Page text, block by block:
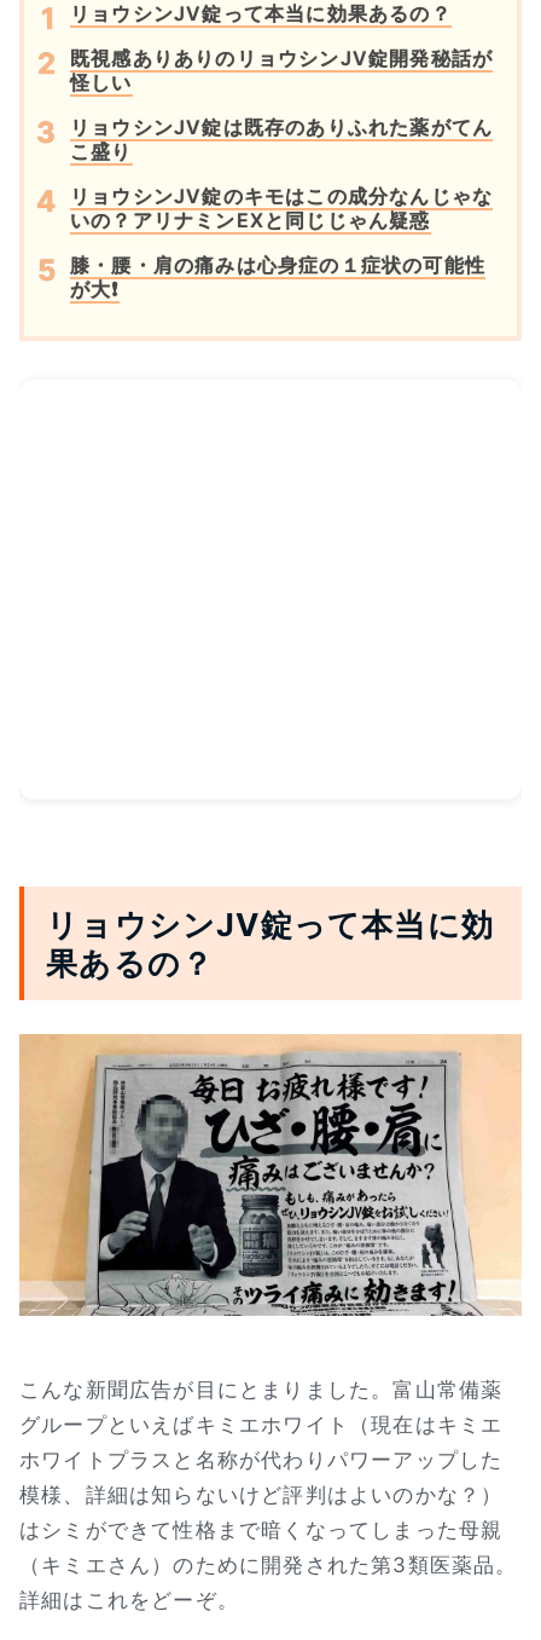
リョウシンJV錠って本当に効果あるの？
既視感ありありのリョウシンJV錠開発秘話が
怪しい
リョウシンJV錠は既存のありふれた薬がてん
こ盛り
リョウシンJV錠のキモはこの成分なんじゃな
いの？アリナミンEXと同じじゃん疑惑
膝・腰・肩の痛みは心身症の１症状の可能性
が大❗
リョウシンJV錠って本当に効
果あるの？
こんな新聞広告が目にとまりました。富山常備薬
グループといえばキミエホワイト（現在はキミエ
ホワイトプラスと名称が代わりパワーアップした
模様、詳細は知らないけど評判はよいのかな？）
はシミができて性格まで暗くなってしまった母親
（キミエさん）のために開発された第3類医薬品。
詳細はこれをどーぞ。